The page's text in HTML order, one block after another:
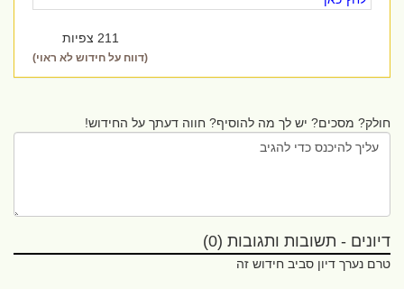
211 צפיות
(דווח על חידוש לא ראוי)
חולק? מסכים? יש לך מה להוסיף? חווה דעתך על החידוש!
דיונים - תשובות ותגובות (0)
טרם נערך דיון סביב חידוש זה